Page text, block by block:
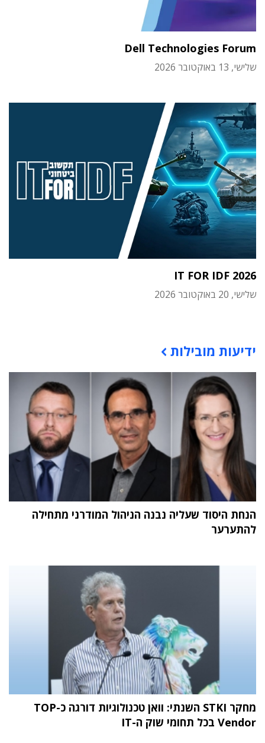
Dell Technologies Forum
שלישי, 13 באוקטובר 2026
IT FOR IDF 2026
שלישי, 20 באוקטובר 2026
ידיעות מובילות
הנחת היסוד שעליה נבנה הניהול המודרני מתחילה
להתערער
מחקר STKI השנתי: וואן טכנולוגיות דורגה כ-TOP
Vendor בכל תחומי שוק ה-IT